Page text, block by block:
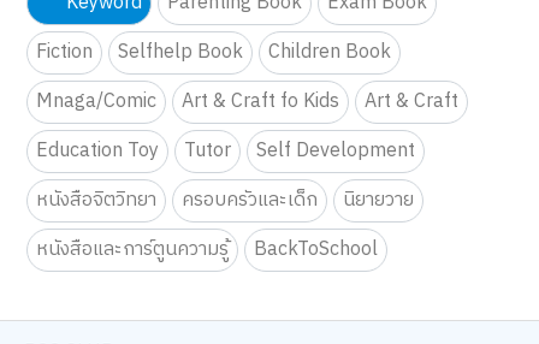
Fiction
Selfhelp Book
Children Book
Mnaga/Comic
Art & Craft fo Kids
Art & Craft
Education Toy
Tutor
Self Development
หนังสือจิตวิทยา
ครอบครัวและเด็ก
นิยายวาย
หนังสือและการ์ตูนความรู้
BackToSchool